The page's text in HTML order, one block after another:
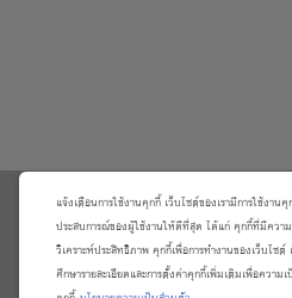
\
เกี่ยวกับเรา
วิธีการสั่งซื้อสิน
แจ้งเตือนการใช้งานคุกกี้ เว็บไซต์ของเรามีการใช้งาน
ประสบการณ์ของผู้ใช้งานให้ดีที่สุด ได้แก่ คุกกี้ที่มีความ
วิเคราะห์ประสิทธิภาพ คุกกี้เพื่อการทำงานของเว็บไซ
ศึกษารายละเอียดและการตั้งค่าคุกกี้เพิ่มเติมเพื่อควา